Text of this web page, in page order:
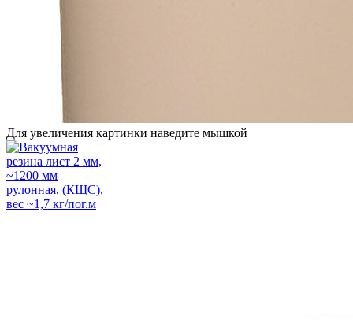
Для увеличения картинки наведите мышкой